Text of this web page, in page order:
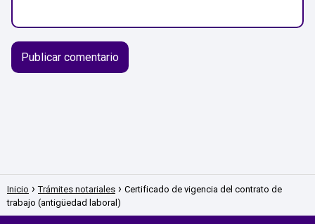
Inicio Trámites notariales
Certificado de vigencia del contrato de
trabajo (antigüedad laboral)